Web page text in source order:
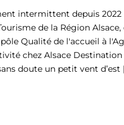
intermittent depuis
de la Région Alsace,
Qualité de l'accueil à
chez Alsace Destination
doute un petit vent d’est